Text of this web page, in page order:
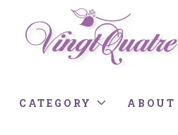
CATEGORY ABOUT